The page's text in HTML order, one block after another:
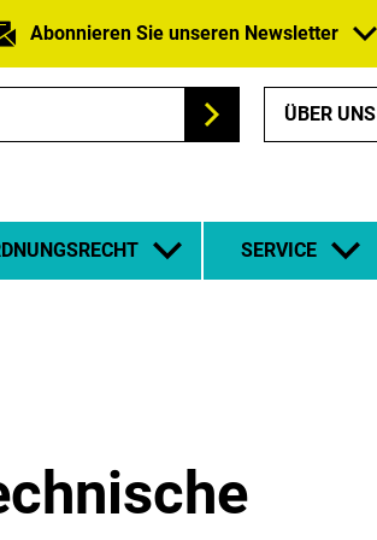
Abonnieren Sie unseren Newsletter
Suchen
ÜBER UNS
SERVICE